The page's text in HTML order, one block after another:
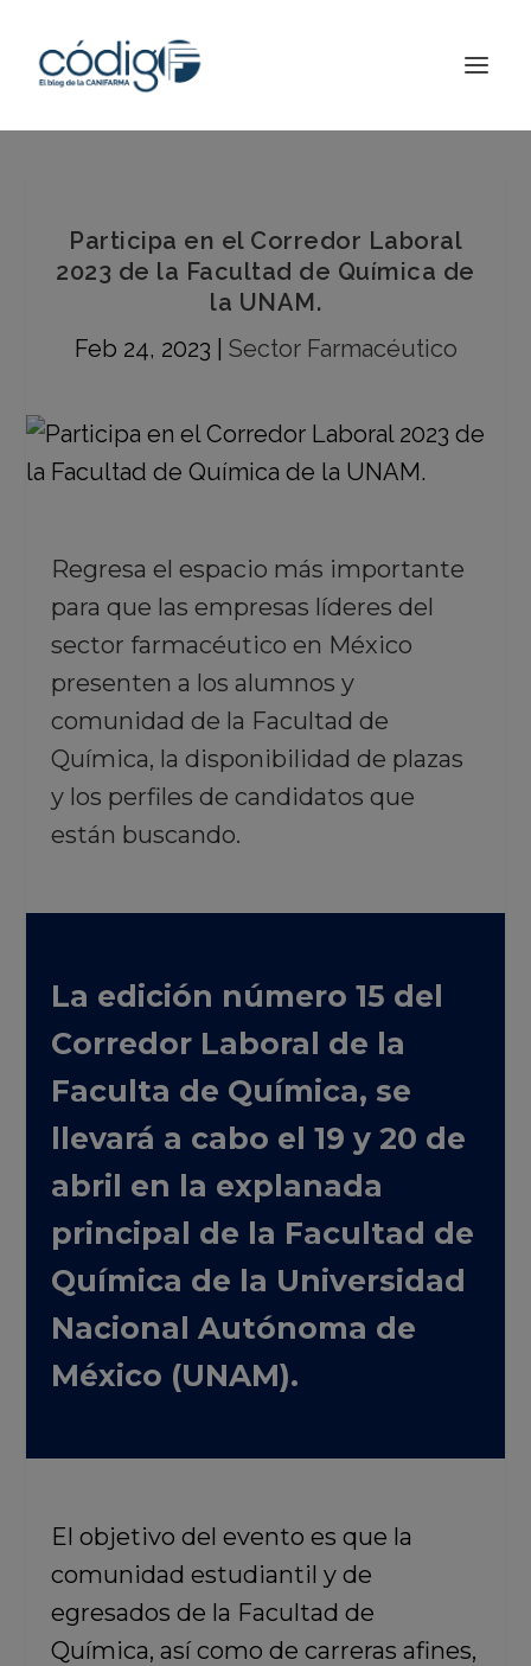
Participa en el Corredor Laboral
2023 de la Facultad de Química de
la UNAM.
Feb 24, 2023
Sector Farmacéutico
Regresa el espacio más importante
para que las empresas líderes del
sector farmacéutico en México
presenten a los alumnos y
comunidad de la Facultad de
Química, la disponibilidad de plazas
y los perfiles de candidatos que
están buscando.
La edición número 15 del
Corredor Laboral de la
Faculta de Química, se
llevará a cabo el 19 y 20 de
abril en la explanada
principal de la Facultad de
Química de la Universidad
Nacional Autónoma de
México (UNAM).
El objetivo del evento es que la
comunidad estudiantil y de
egresados de la Facultad de
Química, así como de carreras afines,